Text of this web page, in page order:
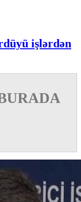
işlərdən